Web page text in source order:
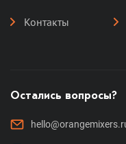
Контакты
Остались вопросы?